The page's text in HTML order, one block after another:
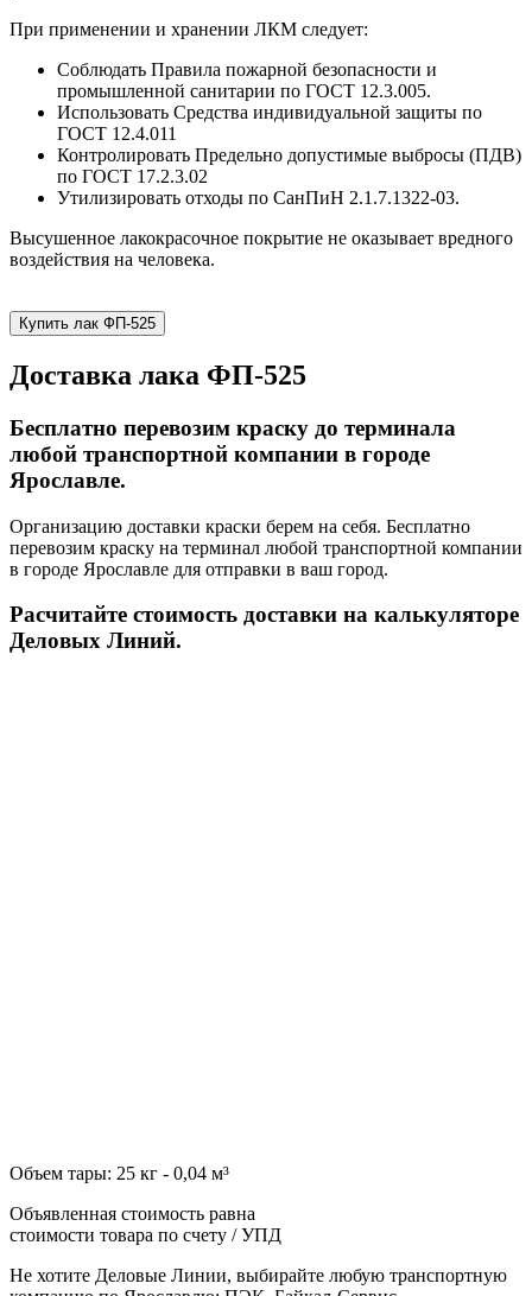
При применении и хранении ЛКМ следует:
Соблюдать Правила пожарной безопасности и
промышленной санитарии по ГОСТ 12.3.005.
Использовать Средства индивидуальной защиты по
ГОСТ 12.4.011
Контролировать Предельно допустимые выбросы (ПДВ)
по ГОСТ 17.2.3.02
Утилизировать отходы по СанПиН 2.1.7.1322-03.
Высушенное лакокрасочное покрытие не оказывает вредного
воздействия на человека.
Купить лак ФП-525
Доставка лака ФП-525
Бесплатно перевозим краску до терминала
любой транспортной компании в городе
Ярославле.
Организацию доставки краски берем на себя. Бесплатно
перевозим краску на терминал любой транспортной компании
в городе Ярославле для отправки в ваш город.
Расчитайте стоимость доставки на калькуляторе
Деловых Линий.
Объем тары: 25 кг - 0,04 м³
Объявленная стоимость равна
стоимости товара по счету / УПД
Не хотите Деловые Линии, выбирайте любую транспортную